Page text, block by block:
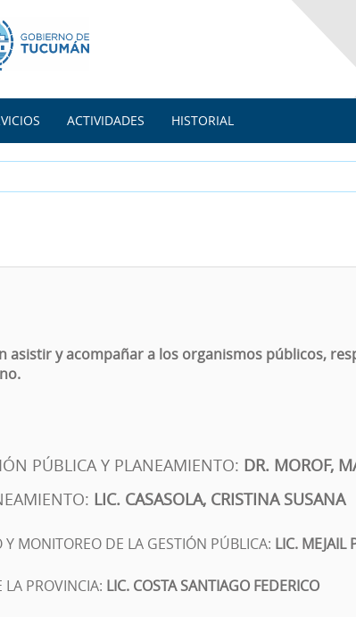
ACTIVIDADES HISTORIAL
asistir y acompañar a los organismos públicos,
PÚBLICA Y PLANEAMIENTO: DR. MOROF,
LIC. CASASOLA, CRISTINA SUSANA
MONITOREO DE LA GESTIÓN PÚBLICA: LIC. MEJAIL
LA PROVINCIA: LIC. COSTA SANTIAGO FEDERICO